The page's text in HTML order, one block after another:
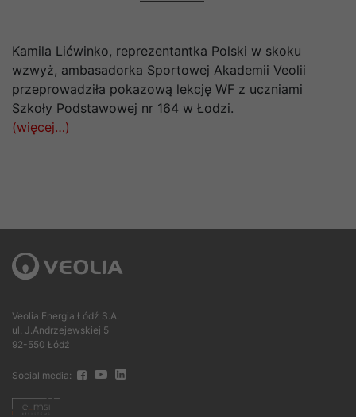
Kamila Lićwinko, reprezentantka Polski w skoku
wzwyż, ambasadorka Sportowej Akademii Veolii
przeprowadziła pokazową lekcję WF z uczniami
Szkoły Podstawowej nr 164 w Łodzi.
(więcej…)
Veolia Energia Łódź S.A.
ul. J.Andrzejewskiej 5
92-550 Łódź
Social media: